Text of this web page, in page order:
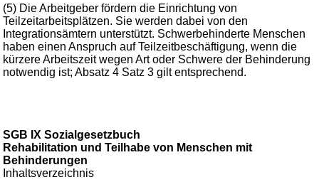
(5) Die Arbeitgeber fördern die Einrichtung von
Teilzeitarbeitsplätzen. Sie werden dabei von den
Integrationsämtern unterstützt. Schwerbehinderte Menschen
haben einen Anspruch auf Teilzeitbeschäftigung, wenn die
kürzere Arbeitszeit wegen Art oder Schwere der Behinderung
notwendig ist; Absatz 4 Satz 3 gilt entsprechend.
SGB IX Sozialgesetzbuch
Rehabilitation und Teilhabe von Menschen mit
Behinderungen
Inhaltsverzeichnis